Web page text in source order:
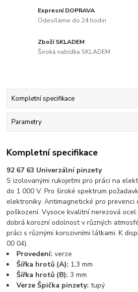
Expresní DOPRAVA
Odesíláme do 24 hodin
Zboží SKLADEM
Široká nabídka SKLADEM
Kompletní specifikace
Parametry
Kompletní specifikace
92 67 63 Univerzální pinzety
S izolovanými rukojeťmi pro práci na
do 1 000 V. Pro široké spektrum
elektroniky. Antimagnetické pro prevenci
poškození. Vysoce kvalitní nerezová
dobrá korozní odolnost v různých
práci s různými korozivními látkami. K
00 04).
Provedení:verze
Šířka hrotů (A): 1,3 mm
Šířka hrotů (B):3 mm
Verze Špička pinzety:tupý